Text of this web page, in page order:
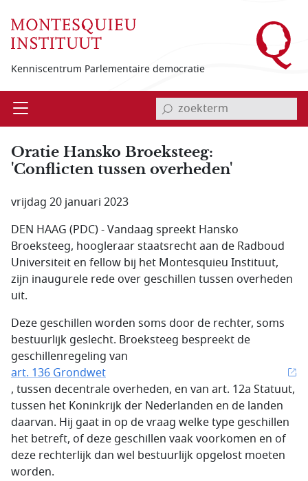
Kenniscentrum Parlementaire democratie
Open invoerveld zoekterm
Oratie Hansko Broeksteeg:
'Conflicten tussen overheden'
vrijdag 20 januari 2023
DEN HAAG (PDC) - Vandaag spreekt Hansko
Broeksteeg, hoogleraar staatsrecht aan de Radboud
Universiteit en fellow bij het Montesquieu Instituut,
zijn inaugurele rede over geschillen tussen overheden
uit.
Deze geschillen worden soms door de rechter, soms
bestuurlijk geslecht. Broeksteeg bespreekt de
geschillenregeling van
art. 136 Grondwet
, tussen decentrale overheden, en van art. 12a Statuut,
tussen het Koninkrijk der Nederlanden en de landen
daarvan. Hij gaat in op de vraag welke type geschillen
het betreft, of deze geschillen vaak voorkomen en of
deze rechterlijk dan wel bestuurlijk opgelost moeten
worden.